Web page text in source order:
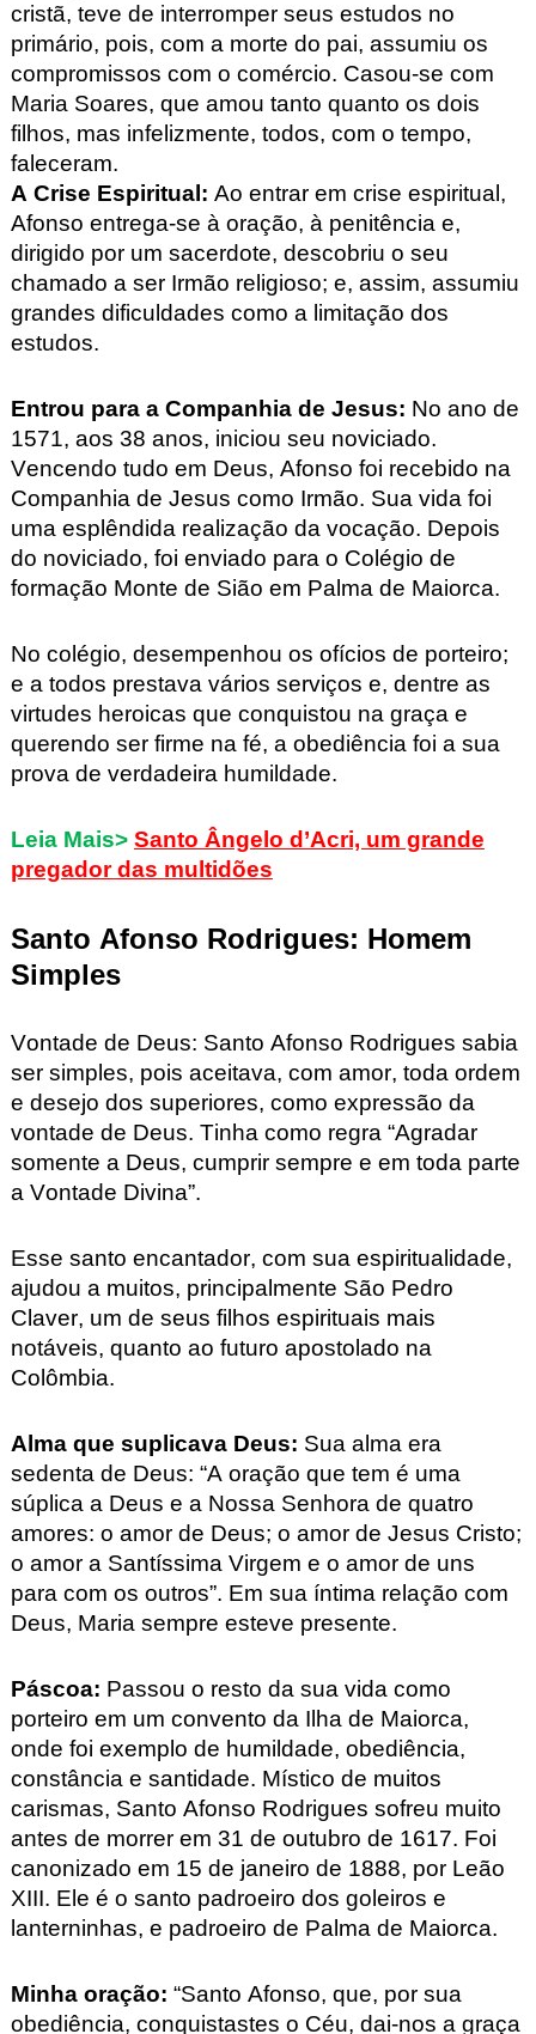
cristã, teve de interromper seus estudos no
primário, pois, com a morte do pai, assumiu os
compromissos com o comércio. Casou-se com
Maria Soares, que amou tanto quanto os dois
filhos, mas infelizmente, todos, com o tempo,
faleceram.
A Crise Espiritual : Ao entrar em crise espiritual,
Afonso entrega-se à oração, à penitência e,
dirigido por um sacerdote, descobriu o seu
chamado a ser Irmão religioso; e, assim, assumiu
grandes dificuldades como a limitação dos
estudos.
Entrou para a Companhia de Jesus: No ano de
1571, aos 38 anos, iniciou seu noviciado.
Vencendo tudo em Deus, Afonso foi recebido na
Companhia de Jesus como Irmão. Sua vida foi
uma esplêndida realização da vocação. Depois
do noviciado, foi enviado para o Colégio de
formação Monte de Sião em Palma de Maiorca.
No colégio, desempenhou os ofícios de porteiro;
e a todos prestava vários serviços e, dentre as
virtudes heroicas que conquistou na graça e
querendo ser firme na fé, a obediência foi a sua
prova de verdadeira humildade.
Leia Mais> Santo Ângelo d’Acri, um grande
pregador das multidões
Santo Afonso Rodrigues: Homem
Simples
Vontade de Deus: Santo Afonso Rodrigues sabia
ser simples, pois aceitava, com amor, toda ordem
e desejo dos superiores, como expressão da
vontade de Deus. Tinha como regra “Agradar
somente a Deus, cumprir sempre e em toda parte
a Vontade Divina”.
Esse santo encantador, com sua espiritualidade,
ajudou a muitos, principalmente São Pedro
Claver, um de seus filhos espirituais mais
notáveis, quanto ao futuro apostolado na
Colômbia.
Alma que suplicava Deus: Sua alma era
sedenta de Deus: “A oração que tem é uma
súplica a Deus e a Nossa Senhora de quatro
amores: o amor de Deus; o amor de Jesus Cristo;
o amor a Santíssima Virgem e o amor de uns
para com os outros”. Em sua íntima relação com
Deus, Maria sempre esteve presente.
Páscoa: Passou o resto da sua vida como
porteiro em um convento da Ilha de Maiorca,
onde foi exemplo de humildade, obediência,
constância e santidade. Místico de muitos
carismas, Santo Afonso Rodrigues sofreu muito
antes de morrer em 31 de outubro de 1617. Foi
canonizado em 15 de janeiro de 1888, por Leão
XIII. Ele é o santo padroeiro dos goleiros e
lanterninhas, e padroeiro de Palma de Maiorca.
Minha oração: “Santo Afonso, que, por sua
obediência, conquistastes o Céu, dai-nos a graça